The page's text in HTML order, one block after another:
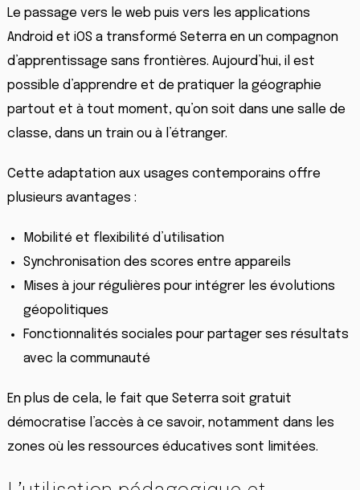
Le passage vers le web puis vers les applications
Android et iOS a transformé Seterra en un compagnon
d’apprentissage sans frontières. Aujourd’hui, il est
possible d’apprendre et de pratiquer la géographie
partout et à tout moment, qu’on soit dans une salle de
classe, dans un train ou à l’étranger.
Cette adaptation aux usages contemporains offre
plusieurs avantages :
Mobilité et flexibilité d’utilisation
Synchronisation des scores entre appareils
Mises à jour régulières pour intégrer les évolutions
géopolitiques
Fonctionnalités sociales pour partager ses résultats
avec la communauté
En plus de cela, le fait que Seterra soit gratuit
démocratise l’accès à ce savoir, notamment dans les
zones où les ressources éducatives sont limitées.